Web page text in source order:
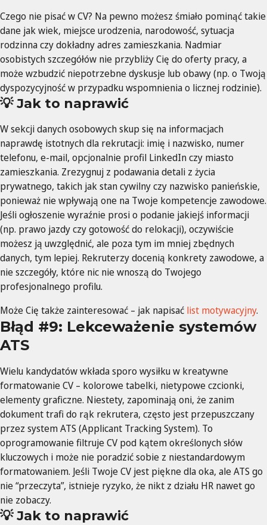
Czego nie pisać w CV? Na pewno możesz śmiało pominąć takie
dane jak wiek, miejsce urodzenia, narodowość, sytuacja
rodzinna czy dokładny adres zamieszkania. Nadmiar
osobistych szczegółów nie przybliży Cię do oferty pracy, a
może wzbudzić niepotrzebne dyskusje lub obawy (np. o Twoją
dyspozycyjność w przypadku wspomnienia o licznej rodzinie).
💡 Jak to naprawić
W sekcji danych osobowych skup się na informacjach
naprawdę istotnych dla rekrutacji: imię i nazwisko, numer
telefonu, e-mail, opcjonalnie profil LinkedIn czy miasto
zamieszkania. Zrezygnuj z podawania detali z życia
prywatnego, takich jak stan cywilny czy nazwisko panieńskie,
ponieważ nie wpływają one na Twoje kompetencje zawodowe.
Jeśli ogłoszenie wyraźnie prosi o podanie jakiejś informacji
(np. prawo jazdy czy gotowość do relokacji), oczywiście
możesz ją uwzględnić, ale poza tym im mniej zbędnych
danych, tym lepiej. Rekruterzy docenią konkrety zawodowe, a
nie szczegóły, które nic nie wnoszą do Twojego
profesjonalnego profilu.
Może Cię także zainteresować – jak napisać list motywacyjny.
Błąd #9: Lekceważenie systemów
ATS
Wielu kandydatów wkłada sporo wysiłku w kreatywne
formatowanie CV – kolorowe tabelki, nietypowe czcionki,
elementy graficzne. Niestety, zapominają oni, że zanim
dokument trafi do rąk rekrutera, często jest przepuszczany
przez system ATS (Applicant Tracking System). To
oprogramowanie filtruje CV pod kątem określonych słów
kluczowych i może nie poradzić sobie z niestandardowym
formatowaniem. Jeśli Twoje CV jest piękne dla oka, ale ATS go
nie “przeczyta”, istnieje ryzyko, że nikt z działu HR nawet go
nie zobaczy.
💡 Jak to naprawić